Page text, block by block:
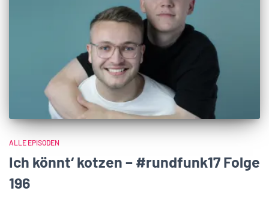
ALLE EPISODEN
Ich könnt‘ kotzen – #rundfunk17 Folge
196